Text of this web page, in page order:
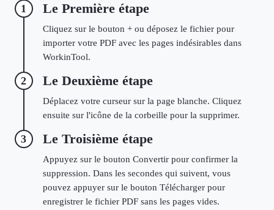
1 Le Première étape
Cliquez sur le bouton + ou déposez le fichier pour
importer votre PDF avec les pages indésirables dans
WorkinTool.
2 Le Deuxième étape
Déplacez votre curseur sur la page blanche. Cliquez
ensuite sur l'icône de la corbeille pour la supprimer.
3 Le Troisième étape
Appuyez sur le bouton Convertir pour confirmer la
suppression. Dans les secondes qui suivent, vous
pouvez appuyer sur le bouton Télécharger pour
enregistrer le fichier PDF sans les pages vides.